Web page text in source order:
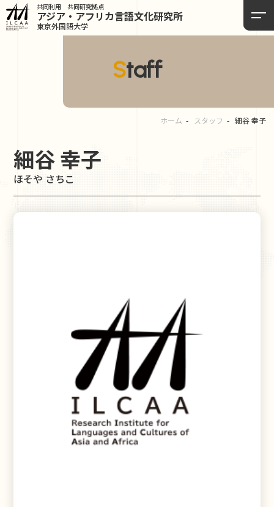
共同利用 共同研究拠点
アジア・アフリカ言語文化研究所
東京外国語大学
Staff
ホーム スタッフ 細谷 幸子
細谷 幸子
ほそや さちこ